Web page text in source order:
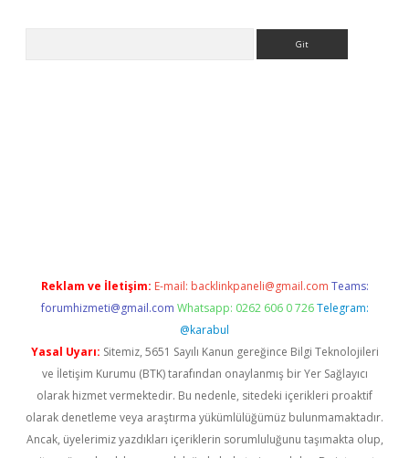
Reklam ve İletişim: E-mail: backlinkpaneli@gmail.com Teams:
forumhizmeti@gmail.com Whatsapp: 0262 606 0 726 Telegram:
@karabul
Yasal Uyarı: Sitemiz, 5651 Sayılı Kanun gereğince Bilgi Teknolojileri
ve İletişim Kurumu (BTK) tarafından onaylanmış bir Yer Sağlayıcı
olarak hizmet vermektedir. Bu nedenle, sitedeki içerikleri proaktif
olarak denetleme veya araştırma yükümlülüğümüz bulunmamaktadır.
Ancak, üyelerimiz yazdıkları içeriklerin sorumluluğunu taşımakta olup,